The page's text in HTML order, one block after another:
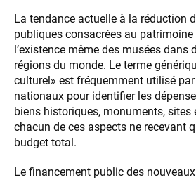
La tendance actuelle à la réduction
publiques consacrées au
l’existence même des musées dans
régions du monde. Le terme
culturel» est fréquemment utilisé
nationaux pour identifier les
biens historiques, monuments, sites
chacun de ces aspects ne recevant
budget total.
Le financement public des